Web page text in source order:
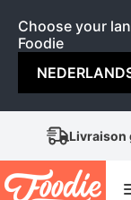
Choose your
Foodie
contenu
Livraison